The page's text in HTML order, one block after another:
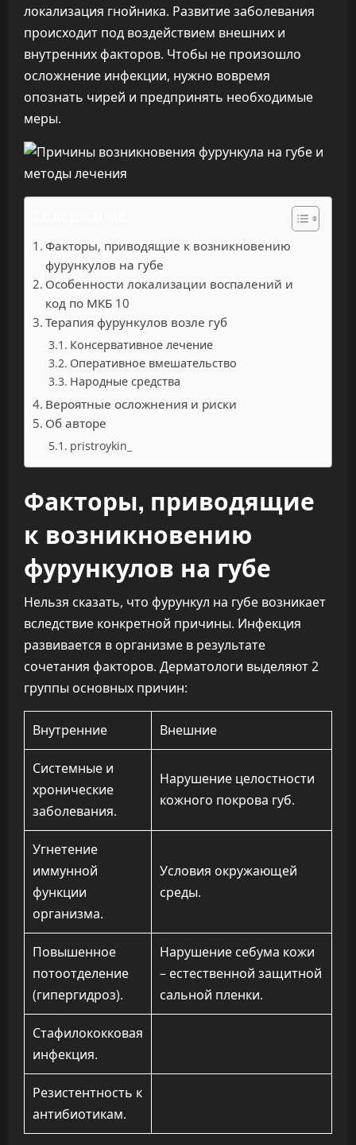
локализация гнойника. Развитие заболевания
происходит под воздействием внешних и
внутренних факторов. Чтобы не произошло
осложнение инфекции, нужно вовремя
опознать чирей и предпринять необходимые
меры.
Факторы, приводящие к возникновению
фурункулов на губе
Особенности локализации воспалений и
код по МКБ 10
Терапия фурункулов возле губ
Консервативное лечение
Оперативное вмешательство
Народные средства
Вероятные осложнения и риски
Об авторе
pristroykin_
Факторы, приводящие
к возникновению
фурункулов на губе
Нельзя сказать, что фурункул на губе возникает
вследствие конкретной причины. Инфекция
развивается в организме в результате
сочетания факторов. Дерматологи выделяют 2
группы основных причин:
Внутренние Внешние
Системные и
хронические
заболевания.
Нарушение целостности
кожного покрова губ.
Угнетение
иммунной
функции
организма.
Условия окружающей
среды.
Повышенное
потоотделение
(гипергидроз).
Нарушение себума кожи
– естественной защитной
сальной пленки.
Стафилококковая
инфекция.
Резистентность к
антибиотикам.